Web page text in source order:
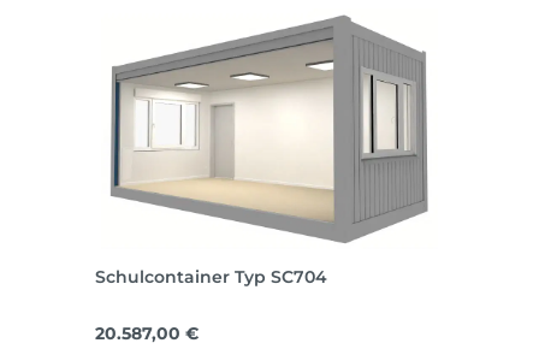
Schulcontainer Typ SC704
Regulärer Preis:
20.587,00 €